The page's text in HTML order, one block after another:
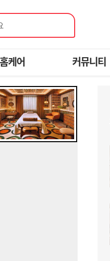
홈케어 커뮤니티